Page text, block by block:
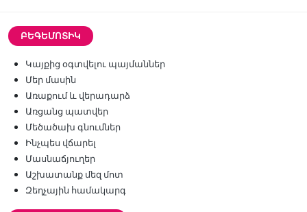
ԲԵԳԵՄՈՏԻԿ
Կայքից օգտվելու պայմաններ
Մեր մասին
Առաքում և վերադարձ
Առցանց պատվեր
Մեծածախ գնումներ
Ինչպես վճարել
Մասնաճյուղեր
Աշխատանք մեզ մոտ
Զեղչային համակարգ